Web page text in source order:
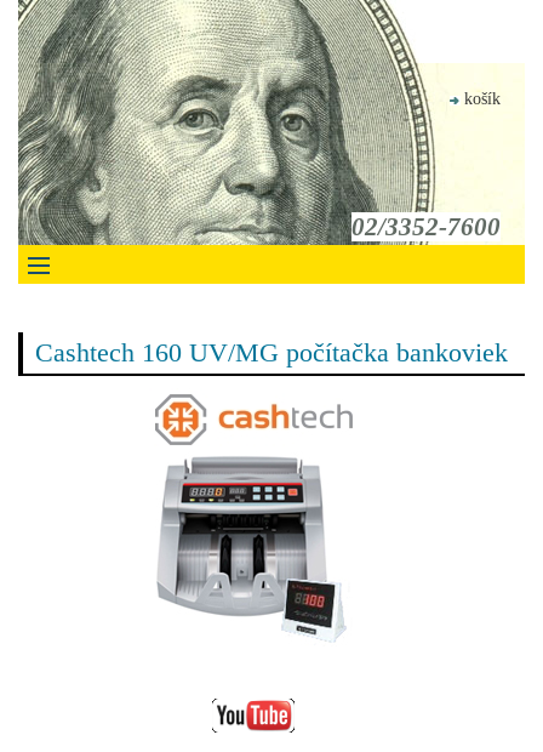
košík
02/3352-7600
Cashtech 160 UV/MG počítačka bankoviek